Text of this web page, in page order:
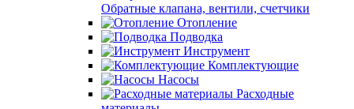
Обратные клапана, вентили, счетчики
Отопление
Подводка
Инструмент
Комплектующие
Насосы
Расходные